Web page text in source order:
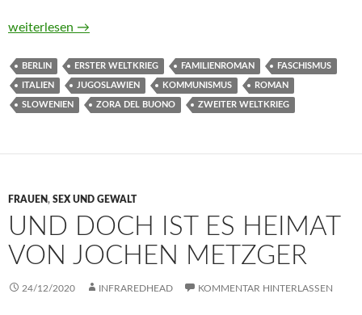
Die Marschallin von Zora del Buono
weiterlesen →
BERLIN ERSTER WELTKRIEG FAMILIENROMAN FASCHISMUS
ITALIEN JUGOSLAWIEN KOMMUNISMUS ROMAN
SLOWENIEN ZORA DEL BUONO ZWEITER WELTKRIEG
FRAUEN, SEX UND GEWALT
UND DOCH IST ES HEIMAT
VON JOCHEN METZGER
24/12/2020 INFRAREDHEAD KOMMENTAR HINTERLASSEN